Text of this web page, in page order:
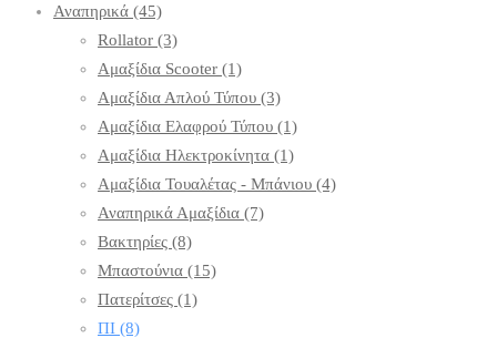
Αναπηρικά (45)
Rollator (3)
Αμαξίδια Scooter (1)
Αμαξίδια Απλού Τύπου (3)
Αμαξίδια Ελαφρού Τύπου (1)
Αμαξίδια Ηλεκτροκίνητα (1)
Αμαξίδια Τουαλέτας - Μπάνιου (4)
Αναπηρικά Αμαξίδια (7)
Βακτηρίες (8)
Μπαστούνια (15)
Πατερίτσες (1)
ΠΙ (8)